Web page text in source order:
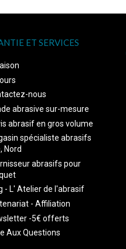
ET SERVICES
nous
abrasive sur-mesure
abrasif en gros volume
spécialiste abrasifs
Nord
abrasifs pour
- L' Atelier de l'abrasif
- Affiliation
-5€ offerts
Aux Questions